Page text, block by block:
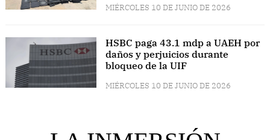
MIÉRCOLES 10 DE JUNIO DE 2026
HSBC paga 43.1 mdp a UAEH por
daños y perjuicios durante
bloqueo de la UIF
MIÉRCOLES 10 DE JUNIO DE 2026